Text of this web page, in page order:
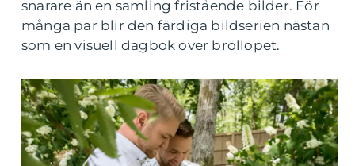
snarare än en samling fristående bilder. För
många par blir den färdiga bildserien nästan
som en visuell dagbok över bröllopet.